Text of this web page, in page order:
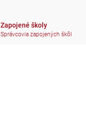
Zapojené školy
Správcovia zapojených škôl